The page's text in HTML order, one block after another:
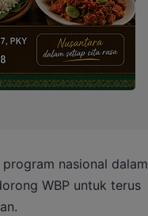
nasional dalam
WBP untuk terus